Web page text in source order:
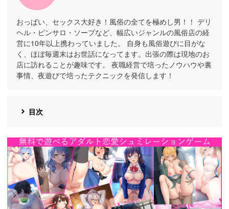
おっぱい、セックス大好き！風俗の全てを極めし男！！ デリ
ヘル・ピンサロ・ソープなど、幅広いジャンルの風俗店の経
営に10年以上携わっていました。 自身も風俗遊びに目がな
く、ほぼ毎週末はお世話になってます。出張の際は現地のお
店に訪れることが趣味です。 夜職経営で培ったノウハウや裏
事情、夜遊びで培ったテクニックを発信します！
目次
https://cv-
measurement.com/ad/p/r?
medium=191&ad=1692&creative=1386